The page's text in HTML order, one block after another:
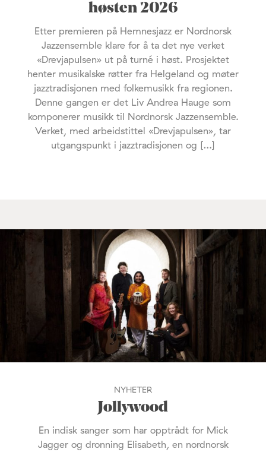
høsten 2026
Etter premieren på Hemnesjazz er Nordnorsk
Jazzensemble klare for å ta det nye verket
«Drevjapulsen» ut på turné i høst. Prosjektet
henter musikalske røtter fra Helgeland og møter
jazztradisjonen med folkemusikk fra regionen.
Denne gangen er det Liv Andrea Hauge som
komponerer musikk til Nordnorsk Jazzensemble.
Verket, med arbeidstittel «Drevjapulsen», tar
utgangspunkt i jazztradisjonen og […]
NYHETER
Jollywood
En indisk sanger som har opptrådt for Mick
Jagger og dronning Elisabeth, en nordnorsk